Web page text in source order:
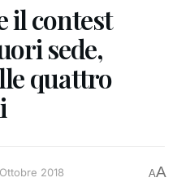
il contest
sede,
quattro
2018 AA